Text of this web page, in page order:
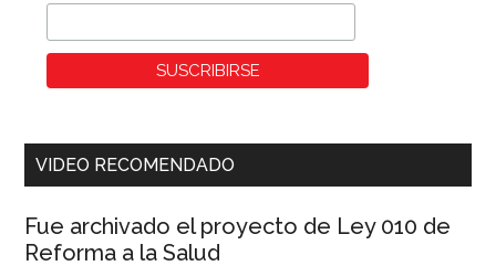
VIDEO RECOMENDADO
Fue archivado el proyecto de Ley 010 de
Reforma a la Salud